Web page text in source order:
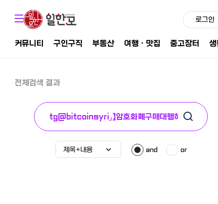
로그인
커뮤니티 구인구직 부동산 여행ㆍ맛집 중고장터
전체검색 결과
and or